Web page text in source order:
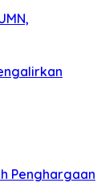
Penghargaan